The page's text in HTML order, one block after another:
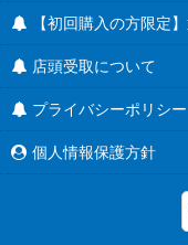
【初回購入の方限定
店頭受取について
プライバシーポリシー
個人情報保護方針